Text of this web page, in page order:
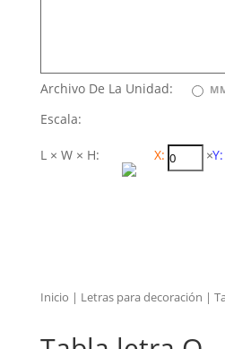
Archivo De La Unidad:
Escala:
L × W × H: X: ×Y:
Inicio | Letras para decoración |